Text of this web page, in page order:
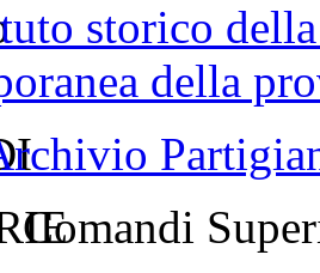
storico
della
Comandi